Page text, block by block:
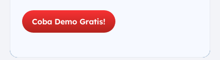
2. Pemantauan dan Pengendalian Anggaran
Secara Berkala
Coba Demo Gratis!